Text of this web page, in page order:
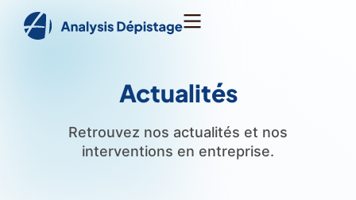
Actualités
Retrouvez nos actualités et nos
interventions en entreprise.